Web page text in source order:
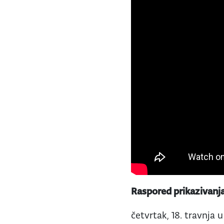
Raspored
četvrtak, 18. travnja u